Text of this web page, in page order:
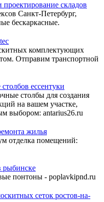
проектирование складов
Санкт-Петербург,
бескаркасные.
комплектующих
Отправим транспортной
ессентуки
столбы для создания
на вашем участке,
выбором: antarius26.ru
жилья
отделка помещений:
рыбинске
понтоны - poplavkipnd.ru
сеток ростов-на-